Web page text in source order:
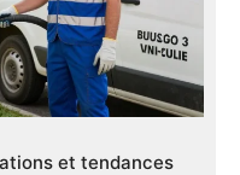
et tendances